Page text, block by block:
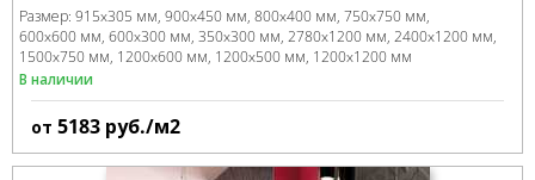
Размер: 915x305 мм 900x450 мм 800x400 мм 750x750 мм
600x600 мм 600x300 мм 350x300 мм 2780x1200 мм 2400x1200 мм
1500x750 мм 1200x600 мм 1200x500 мм 1200x1200 мм
В наличии
от 5183 руб./м2